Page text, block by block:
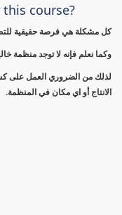
course?
كل مشكلة هي فرصة حقيقية
وكما نعلم فإنه لا توجد منظمة
لذلك من الضروري العمل على
الانتاج أو اي مكان في المنظمة.